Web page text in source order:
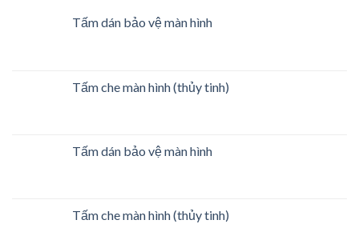
Tấm dán bảo vệ màn hình
Tấm che màn hình (thủy tinh)
Tấm dán bảo vệ màn hình
Tấm che màn hình (thủy tinh)